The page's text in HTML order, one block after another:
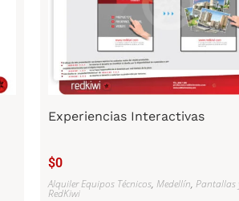
Experiencias Interactivas
$0
Alquiler Equipos Técnicos, Medellín, Pantallas
RedKiwi